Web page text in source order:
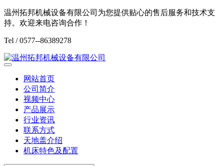
温州拓邦机械设备有限公司为您提供贴心的售后服务和技术支
持。欢迎来电咨询合作！
Tel / 0577--86389278
网站首页
公司简介
视频中心
产品展示
行业资讯
联系方式
天地盖介绍
机床特色及配置